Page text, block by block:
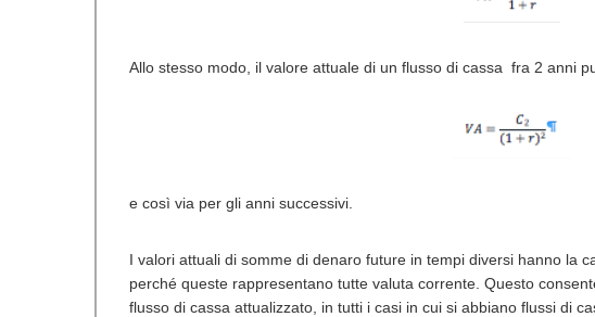
Allo stesso modo, il valore attuale di un flusso di cassa fra 2 anni
e così via per gli anni successivi.
I valori attuali di somme di denaro future in tempi diversi hanno la
perché queste rappresentano tutte valuta corrente. Questo
flusso di cassa attualizzato, in tutti i casi in cui si abbiano flussi di